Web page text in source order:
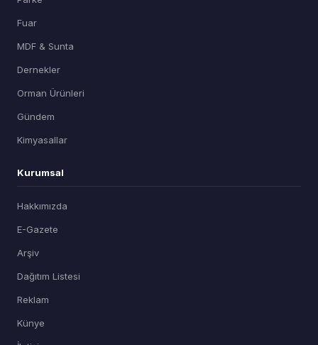
Fuar
MDF & Sunta
Dernekler
Orman Ürünleri
Gündem
Kimyasallar
Kurumsal
Hakkımızda
E-Gazete
Arşiv
Dağıtım Listesi
Reklam
Künye